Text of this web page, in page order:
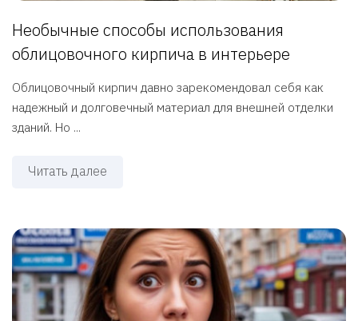
Необычные способы использования
облицовочного кирпича в интерьере
Облицовочный кирпич давно зарекомендовал себя как
надежный и долговечный материал для внешней отделки
зданий. Но ...
Читать далее